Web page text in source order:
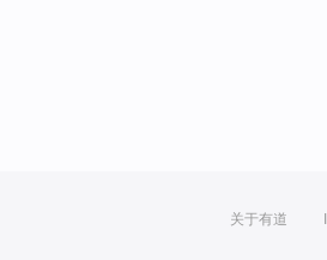
关于有道